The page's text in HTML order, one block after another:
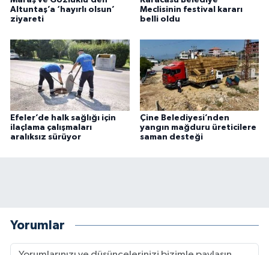
Altuntaş’a ‘hayırlı olsun’
ziyareti
Meclisinin festival kararı
belli oldu
Efeler’de halk sağlığı için
ilaçlama çalışmaları
aralıksız sürüyor
Çine Belediyesi’nden
yangın mağduru üreticilere
saman desteği
Yorumlar